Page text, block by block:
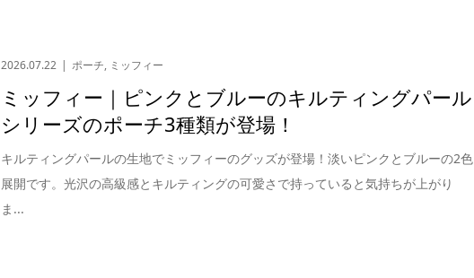
2026.07.22 ポーチ, ミッフィー
ミッフィー｜ピンクとブルーのキルティングパール
シリーズのポーチ3種類が登場！
キルティングパールの生地でミッフィーのグッズが登場！淡いピンクとブルーの2色
展開です。光沢の高級感とキルティングの可愛さで持っていると気持ちが上がり
ま...